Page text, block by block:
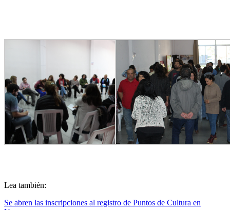
Lea también:
Se abren las inscripciones al registro de Puntos de Cultura en